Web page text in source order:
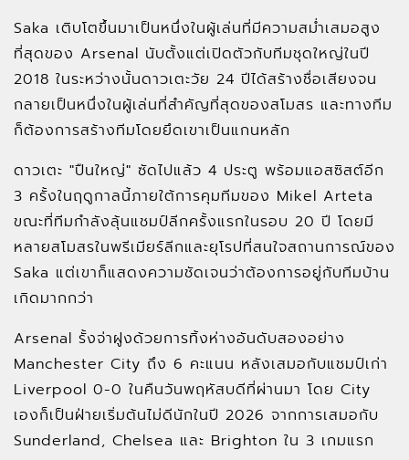
Saka เติบโตขึ้นมาเป็นหนึ่งในผู้เล่นที่มีความสม่ำเสมอสูง
ที่สุดของ Arsenal นับตั้งแต่เปิดตัวกับทีมชุดใหญ่ในปี
2018 ในระหว่างนั้นดาวเตะวัย 24 ปีได้สร้างชื่อเสียงจน
กลายเป็นหนึ่งในผู้เล่นที่สำคัญที่สุดของสโมสร และทางทีม
ก็ต้องการสร้างทีมโดยยึดเขาเป็นแกนหลัก
ดาวเตะ "ปืนใหญ่" ซัดไปแล้ว 4 ประตู พร้อมแอสซิสต์อีก
3 ครั้งในฤดูกาลนี้ภายใต้การคุมทีมของ Mikel Arteta
ขณะที่ทีมกำลังลุ้นแชมป์ลีกครั้งแรกในรอบ 20 ปี โดยมี
หลายสโมสรในพรีเมียร์ลีกและยุโรปที่สนใจสถานการณ์ของ
Saka แต่เขาก็แสดงความชัดเจนว่าต้องการอยู่กับทีมบ้าน
เกิดมากกว่า
Arsenal รั้งจ่าฝูงด้วยการทิ้งห่างอันดับสองอย่าง
Manchester City ถึง 6 คะแนน หลังเสมอกับแชมป์เก่า
Liverpool 0-0 ในคืนวันพฤหัสบดีที่ผ่านมา โดย City
เองก็เป็นฝ่ายเริ่มต้นไม่ดีนักในปี 2026 จากการเสมอกับ
Sunderland, Chelsea และ Brighton ใน 3 เกมแรก